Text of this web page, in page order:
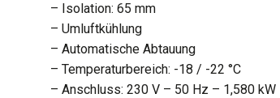
– Isolation: 65 mm
– Umluftkühlung
– Automatische Abtauung
– Temperaturbereich: -18 / -22 °C
– Anschluss: 230 V – 50 Hz – 1,580 kW